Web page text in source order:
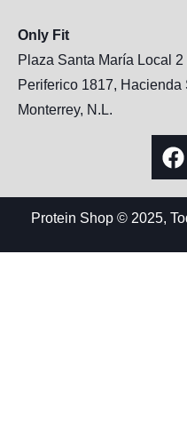
Only Fit
Plaza Santa María Local
Periferico 1817, Hacienda
Monterrey, N.L.
Protein Shop © 2025,